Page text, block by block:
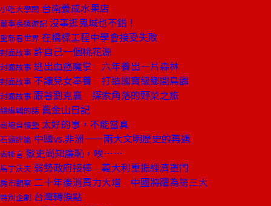
小吃大學問 台南義成水果店
董事長嬉遊記 沒事逛鬼城也不錯！
重新看世界 在橋樑工程中學會接受失敗
封面故事 許自己一個桃花源
封面故事 逃出血癌魔掌 六年養出一片森林
封面故事 不讓兒女奉養 打造國寶級鄉間鳥園
封面故事 跟著劉克襄 探索角落的野菜之旅
總編輯的話 舊金山日記
商場自慢塾 太好的事，不能當真
石頭評論 中國vs.非洲——兩大文明歷史的再遇
去梯言 獄吏尚知廉恥，唉……
馬丁沃夫 弱勢政府接棒 義大利重振經濟罩門
房市觀察 二十年後消費力大增 中國將躍為第三大
特別企劃 台灣轉捩點